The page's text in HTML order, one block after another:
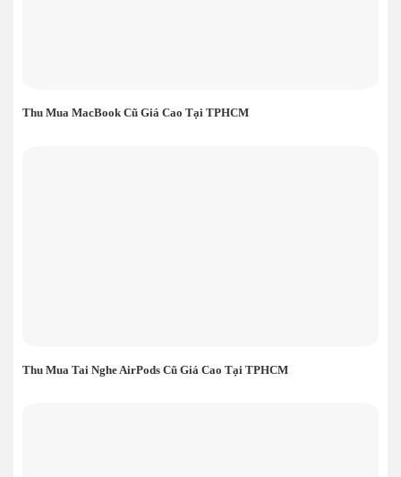
Thu Mua MacBook Cũ Giá Cao Tại TPHCM
Thu Mua Tai Nghe AirPods Cũ Giá Cao Tại TPHCM